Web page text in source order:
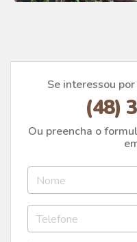
Se interessou
(48)
Ou preencha o
Nome
Telefone